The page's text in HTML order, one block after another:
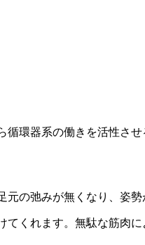
環器系の働きを活性さ
の弛みが無くなり、姿勢
くれます。無駄な筋肉